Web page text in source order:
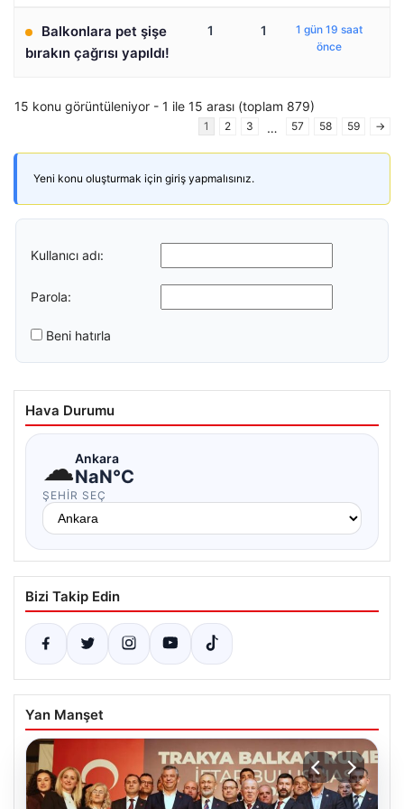
Balkonlara pet şişe
bırakın çağrısı yapıldı!
1 1
1 gün 19 saat
önce
15 konu görüntüleniyor - 1 ile 15 arası (toplam 879)
1 2 3 … 57 58 59 →
Yeni konu oluşturmak için giriş yapmalısınız.
Kullanıcı adı:
Parola:
Beni hatırla
Hava Durumu
☁Ankara
NaN°C
ŞEHIR SEÇ
Bizi Takip Edin
Yan Manşet